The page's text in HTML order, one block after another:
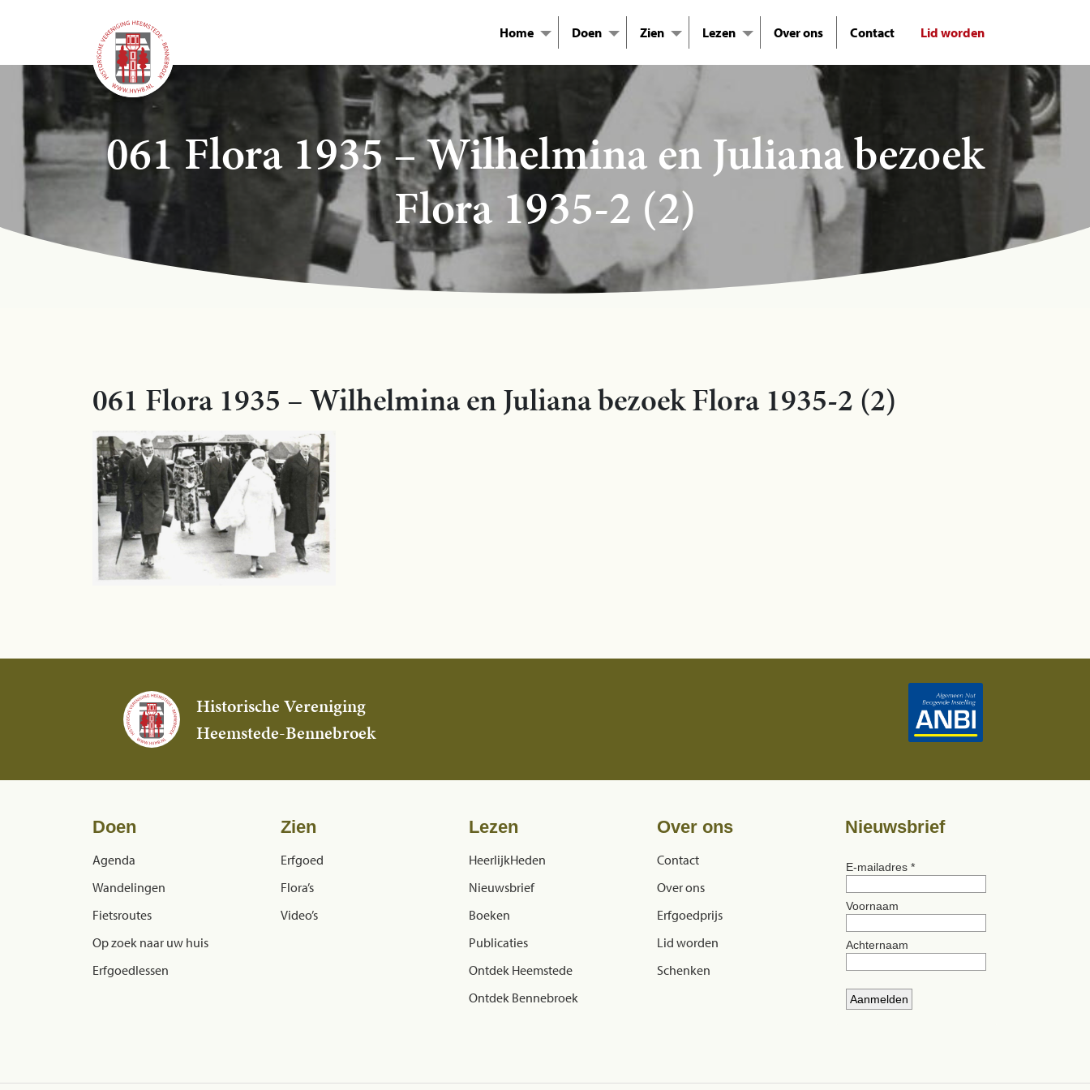
Home Doen Zien Lezen Over ons Contact Lid worden
061 Flora 1935 – Wilhelmina en Juliana bezoek
Flora 1935-2 (2)
061 Flora 1935 – Wilhelmina en Juliana bezoek Flora 1935-2 (2)
Historische Vereniging
Heemstede-Bennebroek
Doen
Agenda
Wandelingen
Fietsroutes
Op zoek naar uw huis
Erfgoedlessen
Zien
Erfgoed
Flora’s
Video’s
Lezen
HeerlijkHeden
Nieuwsbrief
Boeken
Publicaties
Ontdek Heemstede
Ontdek Bennebroek
Over ons
Contact
Over ons
Erfgoedprijs
Lid worden
Schenken
Nieuwsbrief